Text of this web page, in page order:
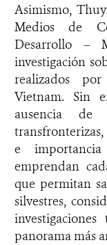
Asimismo,
Medios de
Desarrollo –
investigación
realizados
Vietnam. Sin
ausencia de
e
emprendan
que permitan
silvestres,
panorama más